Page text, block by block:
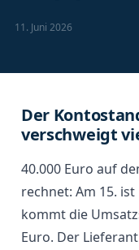
11. Juni 2026
Der
verschweigt
40.000 Euro auf
rechnet: Am 15.
kommt die
Euro. Der